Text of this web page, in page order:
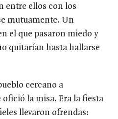
entre ellos con los
mutuamente. Un
el que pasaron miedo y
quitarían hasta hallarse
cercano a
la misa. Era la fiesta
llevaron ofrendas: